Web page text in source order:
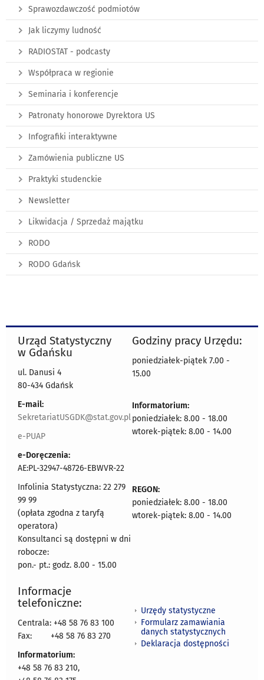
Sprawozdawczość podmiotów
Jak liczymy ludność
RADIOSTAT - podcasty
Współpraca w regionie
Seminaria i konferencje
Patronaty honorowe Dyrektora US
Infografiki interaktywne
Zamówienia publiczne US
Praktyki studenckie
Newsletter
Likwidacja / Sprzedaż majątku
RODO
RODO Gdańsk
Urząd Statystyczny
w Gdańsku
ul. Danusi 4
80-434 Gdańsk
E-mail:
SekretariatUSGDK@stat.gov.pl
e-PUAP
e-Doręczenia:
AE:PL-32947-48726-EBWVR-22
Infolinia Statystyczna: 22 279
99 99
(opłata zgodna z taryfą
operatora)
Konsultanci są dostępni w dni
robocze:
pon.- pt.: godz. 8.00 - 15.00
Godziny pracy Urzędu:
poniedziałek-piątek 7.00 -
15.00
Informatorium:
poniedziałek: 8.00 - 18.00
wtorek-piątek: 8.00 - 14.00
REGON:
poniedziałek: 8.00 - 18.00
wtorek-piątek: 8.00 - 14.00
Informacje
telefoniczne:
Centrala: +48 58 76 83 100
Fax:
+48 58 76 83 270
Informatorium:
+48 58 76 83 210,
Urzędy statystyczne
Formularz zamawiania
danych statystycznych
Deklaracja dostępności